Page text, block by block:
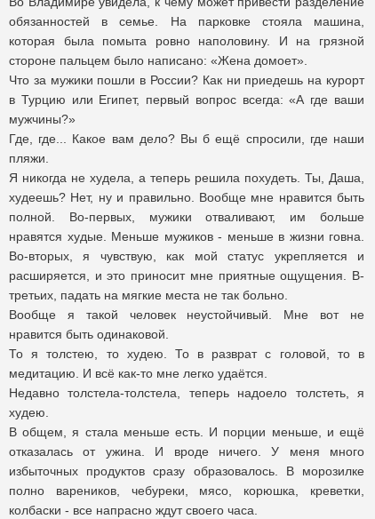
обязанностей в семье. На парковке стояла машина,
которая была помыта ровно наполовину. И на грязной
стороне пальцем было написано: «Жена домоет».
Что за мужики пошли в России? Как ни приедешь на курорт
в Турцию или Египет, первый вопрос всегда: «А где ваши
мужчины?»
Где, где... Какое вам дело? Вы б ещё спросили, где наши
пляжи.
Я никогда не худела, а теперь решила похудеть. Ты, Даша,
худеешь? Нет, ну и правильно. Вообще мне нравится быть
полной. Во-первых, мужики отваливают, им больше
нравятся худые. Меньше мужиков - меньше в жизни говна.
Во-вторых, я чувствую, как мой статус укрепляется и
расширяется, и это приносит мне приятные ощущения. В-
третьих, падать на мягкие места не так больно.
Вообще я такой человек неустойчивый. Мне вот не
нравится быть одинаковой.
То я толстею, то худею. То в разврат с головой, то в
медитацию. И всё как-то мне легко удаётся.
Недавно толстела-толстела, теперь надоело толстеть, я
худею.
В общем, я стала меньше есть. И порции меньше, и ещё
отказалась от ужина. И вроде ничего. У меня много
избыточных продуктов сразу образовалось. В морозилке
полно вареников, чебуреки, мясо, корюшка, креветки,
колбаски - все напрасно ждут своего часа.